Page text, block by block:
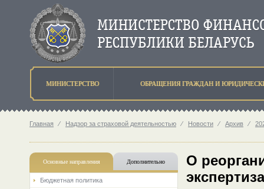
МИНИСТЕРСТВО ОБРАЩЕНИЯ ГРАЖДАН И
Главная ⁄ Надзор за страховой деятельностью ⁄ Новости ⁄ Архив ⁄
Основные направления Дополнительно
Бюджетная политика
О